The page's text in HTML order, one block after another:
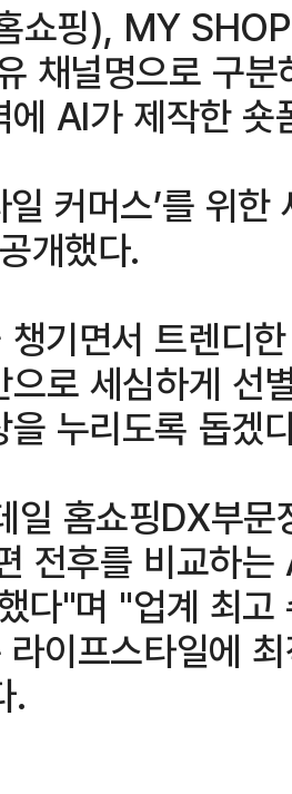
쇼핑), MY
채널명으로 구분
AI가 제작한
일 커머스’를 위
개했다.
기면서 트렌디
로 세심하게 선
누리도록 돕겠
일 홈쇼핑DX부
전후를 비교하
다"며 "업계 최고
이프스타일에
.